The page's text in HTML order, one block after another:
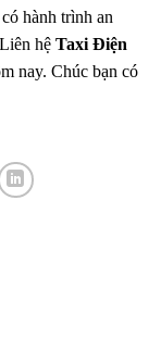
hành trình an
hệ Taxi Điện
nay. Chúc bạn có